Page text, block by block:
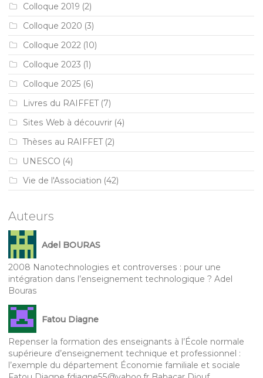
Colloque 2019 (2)
Colloque 2020 (3)
Colloque 2022 (10)
Colloque 2023 (1)
Colloque 2025 (6)
Livres du RAIFFET(7)
Sites Web à découvrir (4)
Thèses au RAIFFET(2)
UNESCO (4)
Vie de l'Association (42)
Auteurs
Adel BOURAS
2008 Nanotechnologies et controverses : pour une
intégration dans l’enseignement technologique ? Adel
Bouras
Fatou Diagne
Repenser la formation des enseignants à l’École normale
supérieure d’enseignement technique et professionnel :
l’exemple du département Économie familiale et sociale